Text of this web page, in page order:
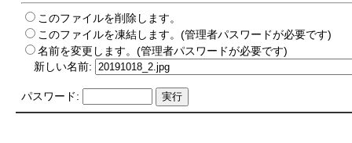
このファイルを削除します。
このファイルを凍結します。(管理者パスワードが必要です)
名前を変更します。(管理者パスワードが必要です)
新しい名前:
パスワード: